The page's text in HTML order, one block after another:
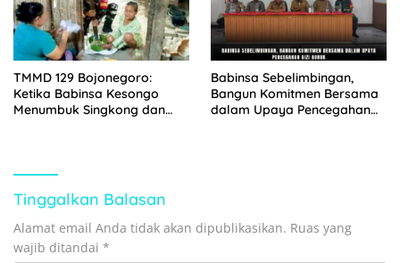
TMMD 129 Bojonegoro:
Ketika Babinsa Kesongo
Menumbuk Singkong dan
Babinsa Sebelimbingan,
Bangun Komitmen Bersama
dalam Upaya Pencegahan
Tinggalkan Balasan
Alamat email Anda tidak akan dipublikasikan. Ruas yang
wajib ditandai *